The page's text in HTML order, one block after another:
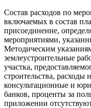
Состав расходов по
включаемых в состав
присоединение,
мероприятиями,
Методическим
землеустроительные
участка,
строительства,
консультационные и
банков, проценты за
приложении